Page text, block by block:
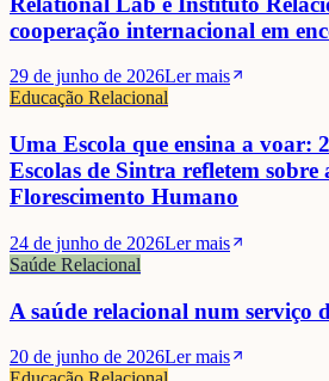
cooperação internacional em
29 de junho de 2026Ler mais
Educação Relacional
Uma Escola que ensina a voar:
Escolas de Sintra refletem
Florescimento Humano
24 de junho de 2026Ler mais
Saúde Relacional
A saúde relacional num serviço
20 de junho de 2026Ler mais